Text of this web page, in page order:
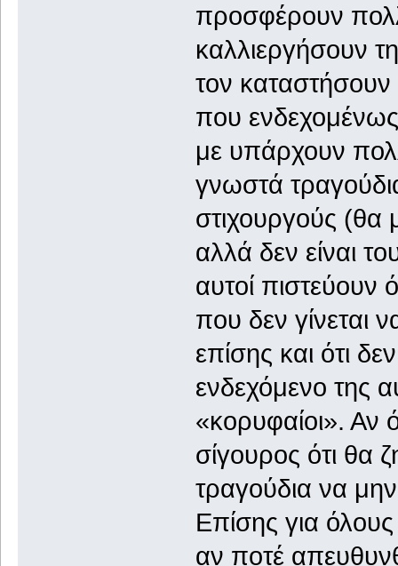
προσφέρουν
καλλιεργήσουν
τον καταστήσουν
που ενδεχομένως
με υπάρχουν
γνωστά
στιχουργούς
αλλά δεν είναι
αυτοί πιστεύουν
που δεν γίνεται
επίσης και ότι
ενδεχόμενο της
«κορυφαίοι». Αν
σίγουρος ότι θα
τραγούδια να
Επίσης για
αν ποτέ